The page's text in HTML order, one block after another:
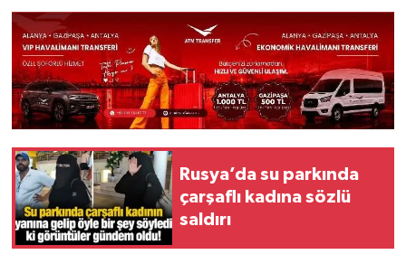
Rusya’da su parkında
çarşaflı kadına sözlü
saldırı